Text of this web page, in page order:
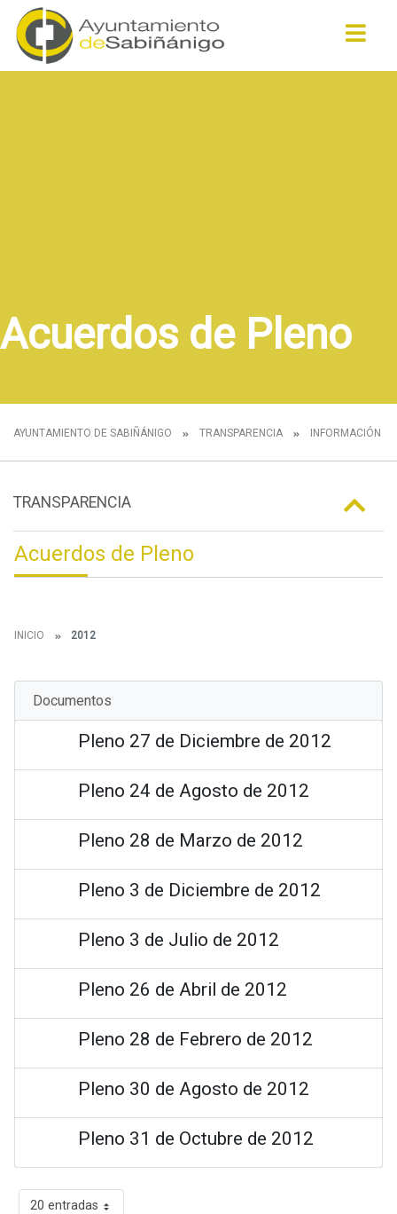
Acuerdos de Pleno
AYUNTAMIENTO DE SABIÑÁNIGO TRANSPARENCIA INFORMACIÓN
TRANSPARENCIA
Acuerdos de Pleno
INICIO 2012
Documentos
Pleno 27 de Diciembre de 2012
Pleno 24 de Agosto de 2012
Pleno 28 de Marzo de 2012
Pleno 3 de Diciembre de 2012
Pleno 3 de Julio de 2012
Pleno 26 de Abril de 2012
Pleno 28 de Febrero de 2012
Pleno 30 de Agosto de 2012
Pleno 31 de Octubre de 2012
20 entradas